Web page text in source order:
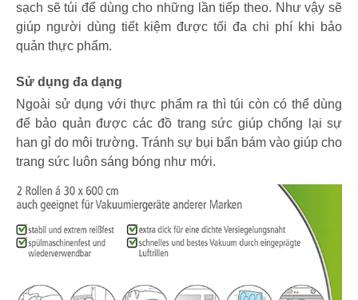
sạch sẽ túi để dùng cho những lần tiếp theo. Như vậy sẽ
giúp người dùng tiết kiệm được tối đa chi phí khi bảo
quản thực phẩm.
Sử dụng đa dạng
Ngoài sử dụng với thực phẩm ra thì túi còn có thể dùng
để bảo quản được các đồ trang sức giúp chống lại sự
han gỉ do môi trường. Tránh sự bụi bẩn bám vào giúp cho
trang sức luôn sáng bóng như mới.